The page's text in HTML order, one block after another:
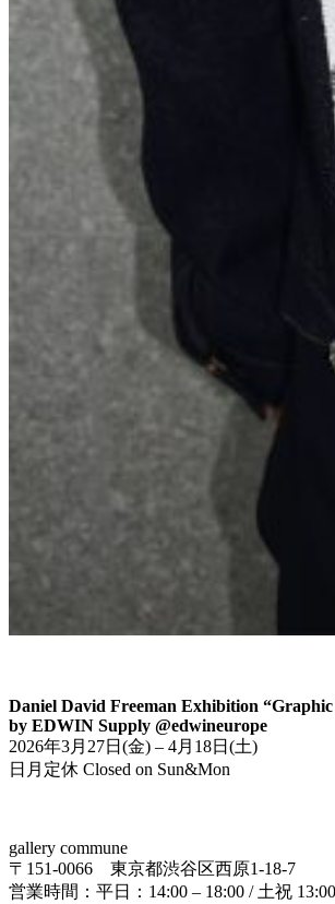
Daniel David Freeman Exhibition
by EDWIN Supply @edwineurope
2026年3月27日(金) – 4月18日(土)
日月定休 Closed on Sun&Mon
gallery commune
〒151-0066 東京都渋谷区西原1-18-7
営業時間：平日：14:00 – 18:00 / 土祝